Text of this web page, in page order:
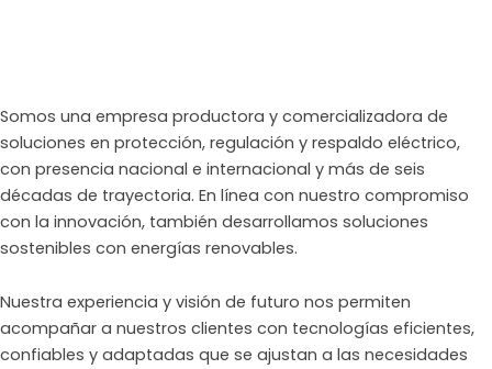
Somos una empresa productora y comercializadora de
soluciones en protección, regulación y respaldo eléctrico,
con presencia nacional e internacional y más de seis
décadas de trayectoria. En línea con nuestro compromiso
con la innovación, también desarrollamos soluciones
sostenibles con energías renovables.
Nuestra experiencia y visión de futuro nos permiten
acompañar a nuestros clientes con tecnologías eficientes,
confiables y adaptadas que se ajustan a las necesidades